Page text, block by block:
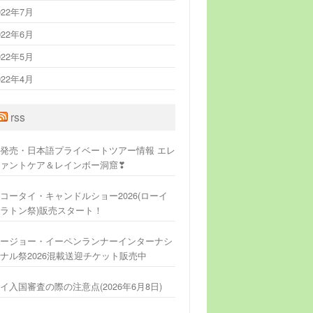
年7月
年6月
年5月
年4月
rss
売・日本語プライベートツアー情報 エレ
ントケア＆レインボー洞窟❣
ータイ・キャンドルショー2026(ローイ
トン祭)販売スタート！
ジョー・イーペンランナーインターナシ
ル祭2026混載送迎チケット販売中
入国審査の際の注意点(2026年6月8日)